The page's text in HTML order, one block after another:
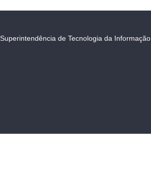
Superintendência de Tecnologia da Informação